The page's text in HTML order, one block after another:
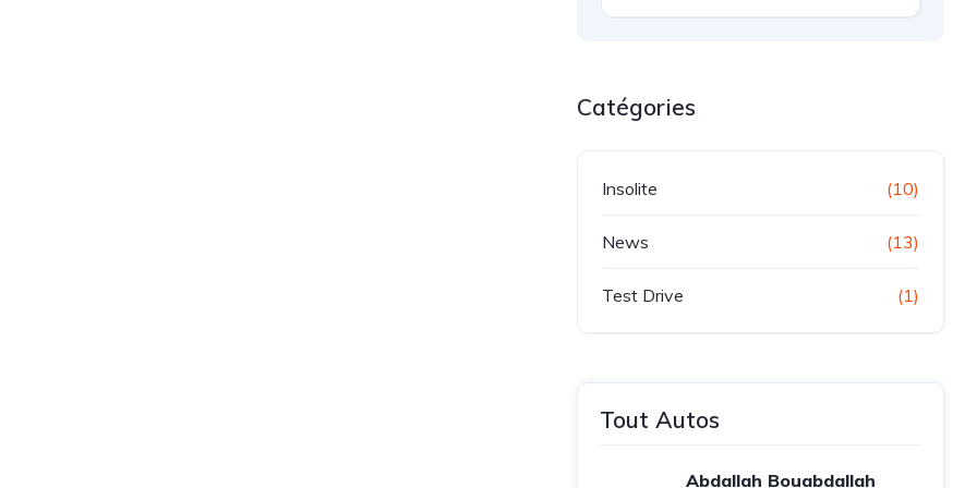
Catégories
Insolite (10)
News (13)
Test Drive (1)
Tout Autos
Abdallah Bouabdallah